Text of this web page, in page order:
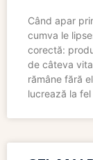
Când apar
cumva le
corectă:
de câteva
rămâne fără
lucrează la